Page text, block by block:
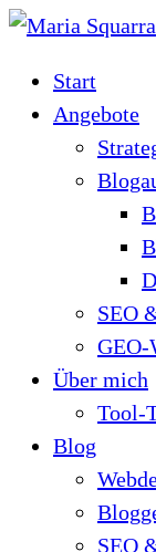
Start
Angebote
SEO
GEO-
Über mich
Tool-
Blog
SEO